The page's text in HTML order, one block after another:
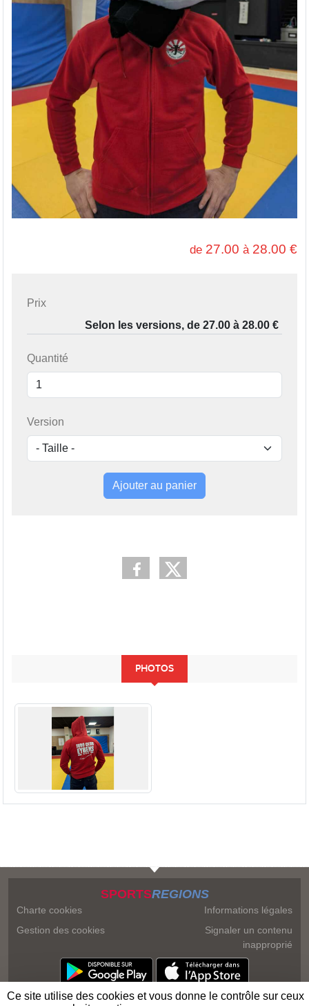
de 27.00 à 28.00 €
Prix
Quantité
Version
Ajouter au panier
PHOTOS
SPORTSREGIONS
Charte cookies
Gestion des cookies
Informations légales
Signaler un contenu
inapproprié
Ce site utilise des cookies et vous donne le contrôle sur ceux